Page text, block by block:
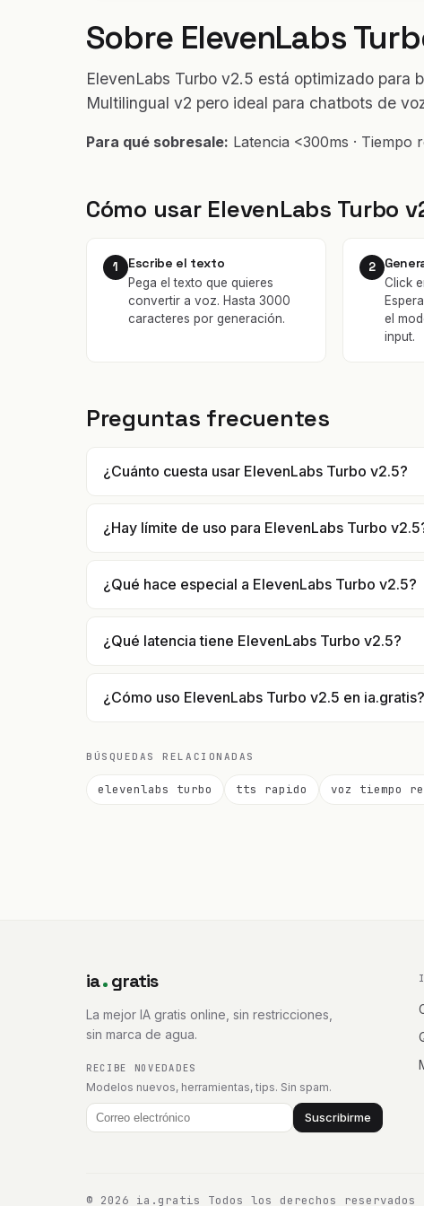
Sobre ElevenLabs
ElevenLabs Turbo v2.5 está optimizado
Multilingual v2 pero ideal para chatbots de
Para qué sobresale: Latencia <300ms · Tiempo
Cómo usar ElevenLabs Turbo
1 Escribe el texto
Pega el texto que quieres
convertir a voz. Hasta 3000
caracteres por generación.
2
Click
el
input.
Preguntas frecuentes
¿Cuánto cuesta usar ElevenLabs Turbo v2.5?
¿Hay límite de uso para ElevenLabs Turbo
¿Qué hace especial a ElevenLabs Turbo v2.5?
¿Qué latencia tiene ElevenLabs Turbo v2.5?
¿Cómo uso ElevenLabs Turbo v2.5 en ia.gratis?
BÚSQUEDAS RELACIONADAS
elevenlabs turbo tts rapido voz tiempo
ia gratis
La mejor IA gratis online, sin restricciones,
sin marca de agua.
RECIBE NOVEDADES
Modelos nuevos, herramientas, tips. Sin spam.
Suscribirme
© 2026 ia.gratis Todos los derechos reservados